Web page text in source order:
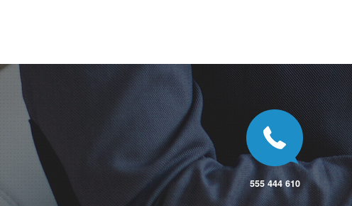
Kamenice nad Lipou
Kaplice
Karlovy Vary
Karviná
Kladno
Klatovy
555 444 610